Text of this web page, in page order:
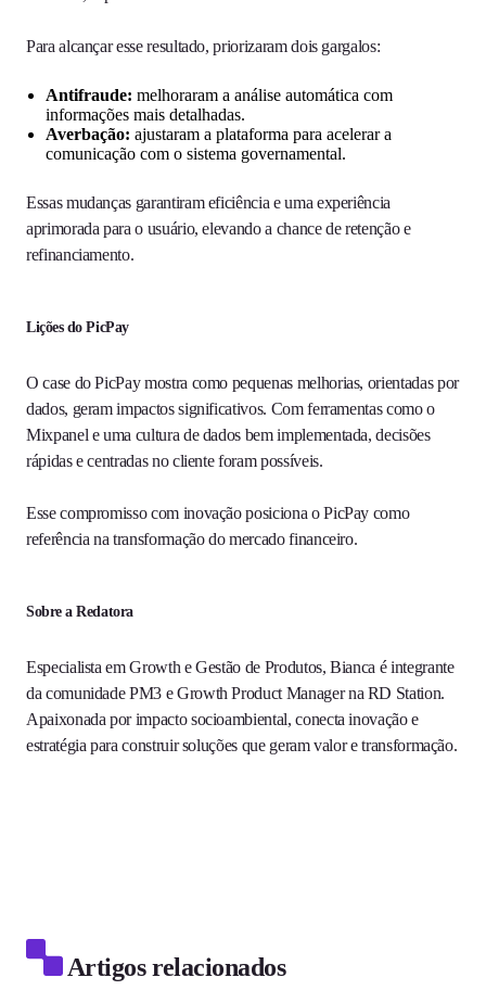
Para alcançar esse resultado, priorizaram dois gargalos:
Antifraude: melhoraram a análise automática com
informações mais detalhadas.
Averbação: ajustaram a plataforma para acelerar a
comunicação com o sistema governamental.
Essas mudanças garantiram eficiência e uma experiência
aprimorada para o usuário, elevando a chance de retenção e
refinanciamento.
Lições do PicPay
O case do PicPay mostra como pequenas melhorias, orientadas por
dados, geram impactos significativos. Com ferramentas como o
Mixpanel e uma cultura de dados bem implementada, decisões
rápidas e centradas no cliente foram possíveis.
Esse compromisso com inovação posiciona o PicPay como
referência na transformação do mercado financeiro.
Sobre a Redatora
Especialista em Growth e Gestão de Produtos, Bianca é integrante
da comunidade PM3 e Growth Product Manager na RD Station.
Apaixonada por impacto socioambiental, conecta inovação e
estratégia para construir soluções que geram valor e transformação.
Artigos relacionados